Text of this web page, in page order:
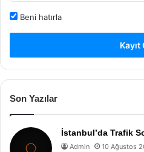
Beni hatırla
Kayıt
Son Yazılar
İstanbul’da Trafik
Admin 10 Ağustos